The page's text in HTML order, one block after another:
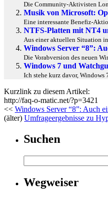
Die Community-Aktivisten
Musik von Microsoft:
Eine interessante Benefiz-
NTFS-Platten mit NT4
Aus einer aktuellen Situation
Windows Server “8”:
Die Vorabversion des neuen
Windows 7 und
Ich stehe kurz davor,
Kurzlink zu diesem Artikel:
http://faq-o-matic.net/?p=3421
<< Windows Server “8”: Auch
(älter) Umfrageergebnisse zu
Suchen
Wegweiser